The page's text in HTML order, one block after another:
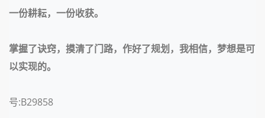
一份耕耘，一份收获。
掌握了诀窍，摸清了门路，作好了规划，我相信，梦想是可
以实现的。
号:B29858